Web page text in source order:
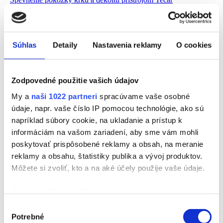
Súhlas Detaily Nastavenia reklamy O cookies
Zodpovedné použitie vašich údajov
My a naši 1022 partneri spracúvame vaše osobné
údaje, napr. vaše číslo IP pomocou technológie, ako sú
napríklad súbory cookie, na ukladanie a prístup k
informáciám na vašom zariadení, aby sme vám mohli
poskytovať prispôsobené reklamy a obsah, na meranie
reklamy a obsahu, štatistiky publika a vývoj produktov.
Môžete si zvoliť, kto a na aké účely použije vaše údaje.
polohe s presnosťou na niekoľko metrov
súhlasu
Potrebné
Prístrojová analýza pleti
Telové ošetrenia
Odstránenie celulitídy Deluxe